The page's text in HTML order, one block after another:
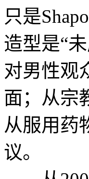
只是
造型是“
对男性观
面；从宗
从服用药
议。